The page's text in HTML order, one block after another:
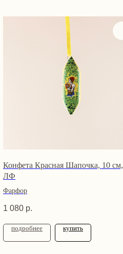
Конфета Красная Шапочка, 10 см,
ЛФ
Фарфор
1 080 р.
подробнее купить